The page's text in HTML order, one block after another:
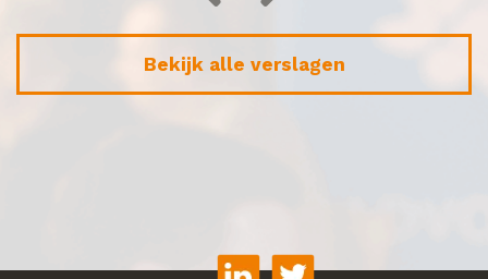
Bekijk alle verslagen